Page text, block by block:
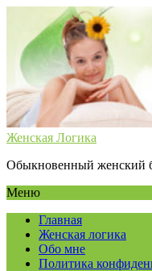
Женская Логика
Обыкновенный женский
Меню
Главная
Женская логика
Обо мне
Политика